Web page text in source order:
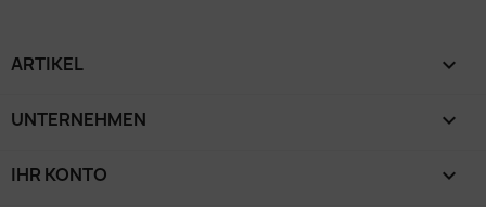
ARTIKEL 
UNTERNEHMEN 
IHR KONTO 